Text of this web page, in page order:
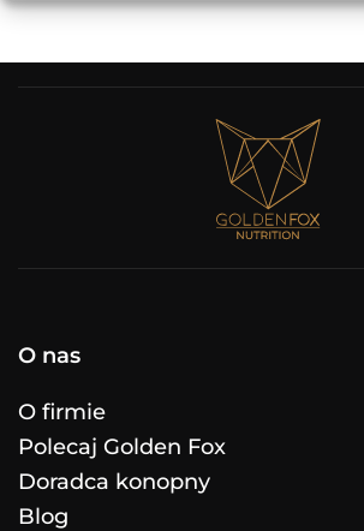
O nas
O firmie
Polecaj Golden Fox
Doradca konopny
Blog